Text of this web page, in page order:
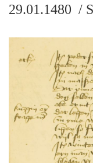
29.01.1480 /